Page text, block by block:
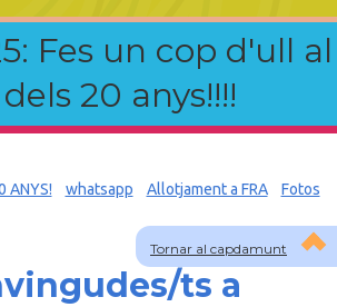
Fes un cop d'ull al
20 anys!!!!
Tornar al capdamunt
ANYS! whatsapp Allotjament a FRA Fotos
ts a